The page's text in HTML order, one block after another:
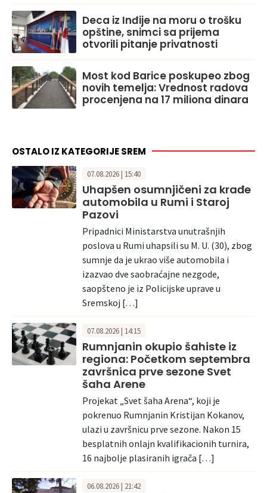
Deca iz Inđije na moru o trošku
opštine, snimci sa prijema
otvorili pitanje privatnosti
Most kod Barice poskupeo zbog
novih temelja: Vrednost radova
procenjena na 17 miliona dinara
OSTALO IZ KATEGORIJE SREM
07.08.2026 | 15:40
Uhapšen osumnjičeni za krađe
automobila u Rumi i Staroj
Pazovi
Pripadnici Ministarstva unutrašnjih
poslova u Rumi uhapsili su M. U. (30), zbog
sumnje da je ukrao više automobila i
izazvao dve saobraćajne nezgode,
saopšteno je iz Policijske uprave u
Sremskoj […]
07.08.2026 | 14:15
Rumnjanin okupio šahiste iz
regiona: Početkom septembra
završnica prve sezone Svet
šaha Arene
Projekat „Svet šaha Arena“, koji je
pokrenuo Rumnjanin Kristijan Kokanov,
ulazi u završnicu prve sezone. Nakon 15
besplatnih onlajn kvalifikacionih turnira,
16 najbolje plasiranih igrača […]
06.08.2026 | 21:42